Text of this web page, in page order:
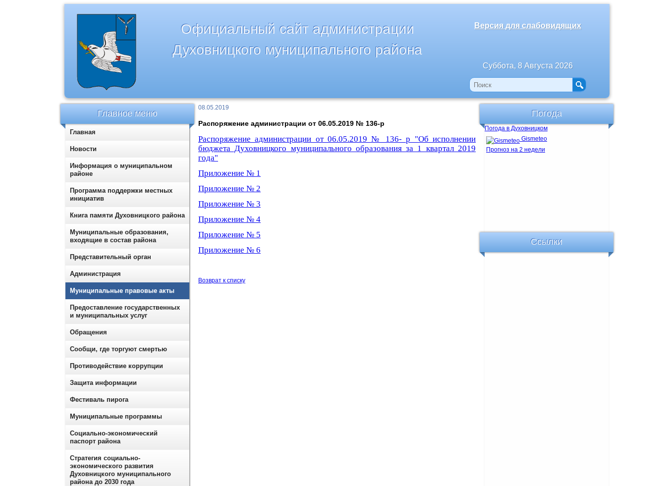
Официальный сайт администрации
Духовницкого муниципального района
Версия для слабовидящих
Суббота, 8 Августа 2026
08.05.2019
Распоряжение администрации от 06.05.2019 № 136-р
Распоряжение администрации от 06.05.2019 № 136- р "Об исполнении
бюджета Духовницкого муниципального образованияза 1 квартал 2019
года"
Приложение № 1
Приложение № 2
Приложение № 3
Приложение № 4
Приложение № 5
Приложение № 6
Возврат к списку
Главное меню
Главная
Новости
Информация о муниципальном
районе
Программа поддержки местных
инициатив
Книга памяти Духовницкого района
Муниципальные образования,
входящие в состав района
Представительный орган
Администрация
Муниципальные правовые акты
Предоставление государственных
и муниципальных услуг
Обращения
Сообщи, где торгуют смертью
Противодействие коррупции
Защита информации
Фестиваль пирога
Муниципальные программы
Социально-экономический
паспорт района
Стратегия социально-
экономического развития
Духовницкого муниципального
района до 2030 года
Погода
Погода в Духовницком
Gismeteo
Прогноз на 2 недели
Ссылки